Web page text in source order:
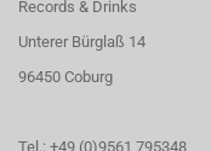
Records & Drinks
Unterer Bürglaß 14
96450 Coburg
Tel.: +49 (0)9561 795348